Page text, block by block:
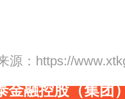
源： https://
金融控股（集团